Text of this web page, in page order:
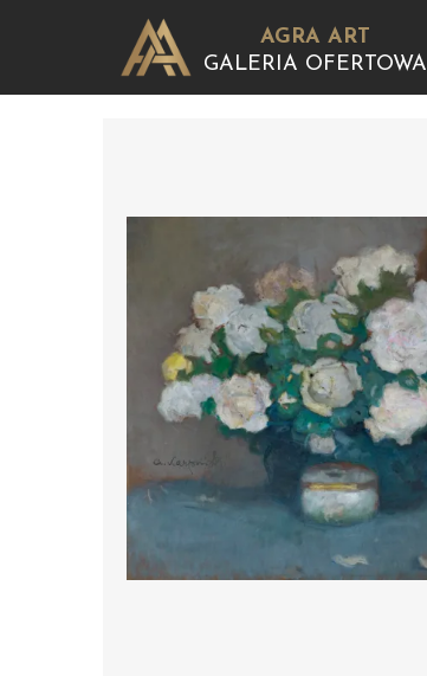
AGRA ART
GALERIA OFERTOWA